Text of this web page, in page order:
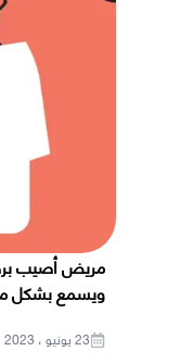
مريض أصيب
ويسمع بشكل
23 يونيو ، 2023